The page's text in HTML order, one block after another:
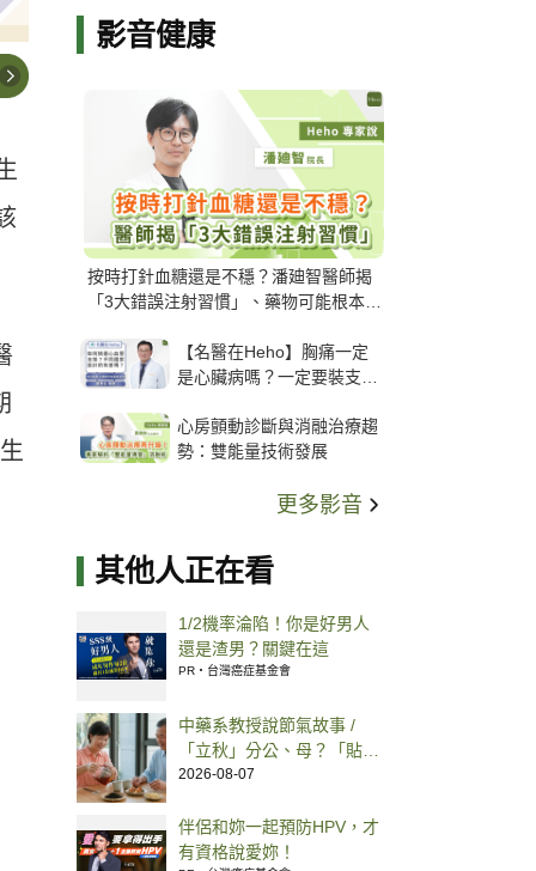
影音健康
按時打針血糖還是不穩？潘廸智醫師揭
「3大錯誤注射習慣」、藥物可能根本沒
【名醫在Heho】胸痛一定
是心臟病嗎？一定要裝支
解析支架種類、風險與選擇
關鍵
心房顫動診斷與消融治療趨
勢：雙能量技術發展
更多影音
其他人正在看
1/2機率淪陷！你是好男人
還是渣男？關鍵在這
PR・台灣癌症基金會
中藥系教授說節氣故事 /
「立秋」分公、母？「貼秋
膘」用食補恢復體力、喝紅
2026-08-07
伴侶和妳一起預防HPV，才
有資格說愛妳！